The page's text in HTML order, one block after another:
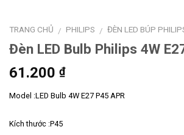
TRANG CHỦ / PHILIPS / ĐÈN LED BÚP
Đèn LED Bulb Philips 4W
61.200 ₫
Model :LED Bulb 4W E27 P45 APR
Kích thước :P45